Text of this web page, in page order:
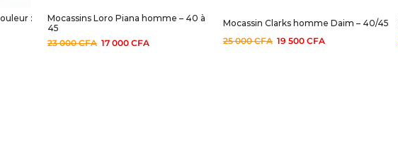
:
Mocassins Loro Piana homme – 40 à
45
23 000CFA 17 000 CFA
Mocassin Clarks homme Daim – 40/45
25 000CFA 19 500 CFA